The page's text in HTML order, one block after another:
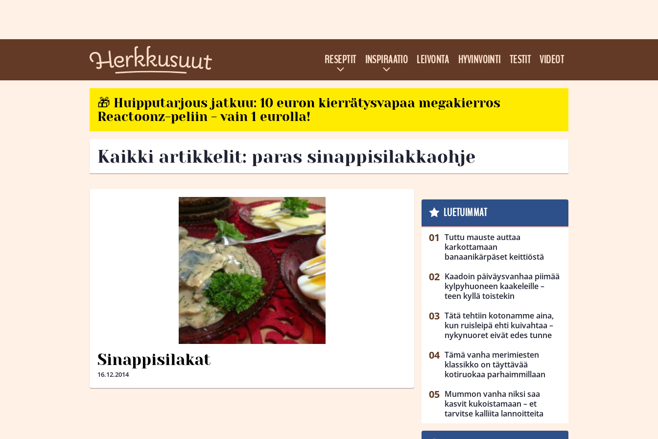
RESEPTIT INSPIRAATIO LEIVONTA HYVINVOINTI TESTIT VIDEOT
🎁 Huipputarjous jatkuu: 10 euron kierrätysvapaa megakierros
Reactoonz-peliin - vain 1 eurolla!
Kaikki artikkelit: paras sinappisilakkaohje
Sinappisilakat
16.12.2014
LUETUIMMAT
Tuttu mauste auttaa
karkottamaan
banaanikärpäset keittiöstä
Kaadoin päiväysvanhaa piimää
kylpyhuoneen kaakeleille –
teen kyllä toistekin
Tätä tehtiin kotonamme aina,
kun ruisleipä ehti kuivahtaa –
nykynuoret eivät edes tunne
Tämä vanha merimiesten
klassikko on täyttävää
kotiruokaa parhaimmillaan
Mummon vanha niksi saa
kasvit kukoistamaan – et
tarvitse kalliita lannoitteita